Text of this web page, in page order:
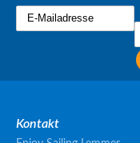
Kontakt